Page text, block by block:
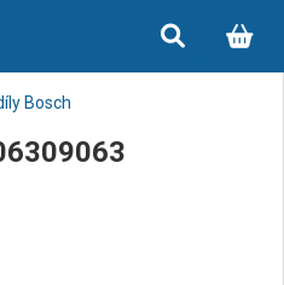
Bosch